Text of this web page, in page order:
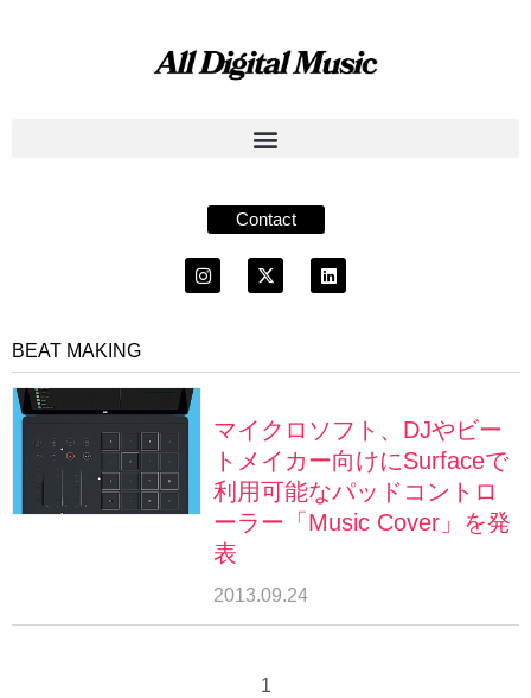
Contact
BEAT MAKING
マイクロソフト、DJやビー
トメイカー向けにSurfaceで
利用可能なパッドコントロ
ーラー「Music Cover」を発
表
2013.09.24
1